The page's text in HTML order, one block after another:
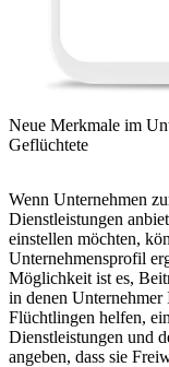
Neue Merkmale im
Geflüchtete
Wenn Unternehmen
Dienstleistungen
einstellen möchten,
Unternehmensprofil
Möglichkeit ist es,
in denen
Flüchtlingen helfen,
Dienstleistungen und
angeben, dass sie